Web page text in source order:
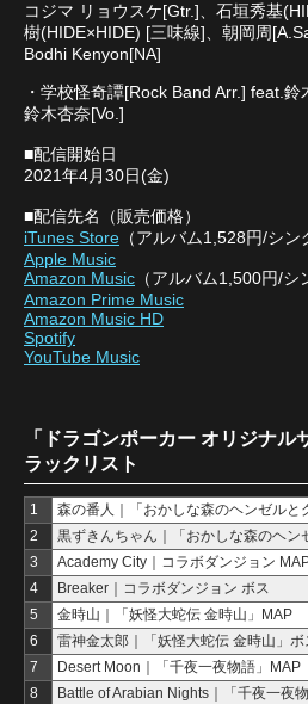
コジマ リョウスケ[Gtr.]、石垣秀基
樹(HIDE×HIDE) [三味線]、朝岡周
Bodhi Kenyon[NA]
・学校怪奇譚[Rock Band Arr.] feat.鈴
鈴木杏奈[Vo.]
■配信開始日
2021年4月30日(金)
■配信先名（販売価格）
iTunes Store （アルバム1,528円/シン
Apple Music
Amazon Music （アルバム1,500円/シ
Amazon Prime Music
Amazon Music HD
Spotify
YouTube Music
「ドラゴンポーカー オリジナル
ラックリスト
1
森の番人｜「おかしな森のヘンゼルと
2
黒ずきんちゃん｜「おかしな森のヘン
3
Academy City｜コラボダンジョン
4
Breaker｜コラボダンジョン ボス
5
金時山｜「妖怪大蛇伝 金時山」MAP
6
雷神金太郎｜「妖怪大蛇伝 金時山」ボ
7
Desert Moon｜「千夜一夜物語」MAP
8
Battle of Arabian Nights｜「千夜一夜